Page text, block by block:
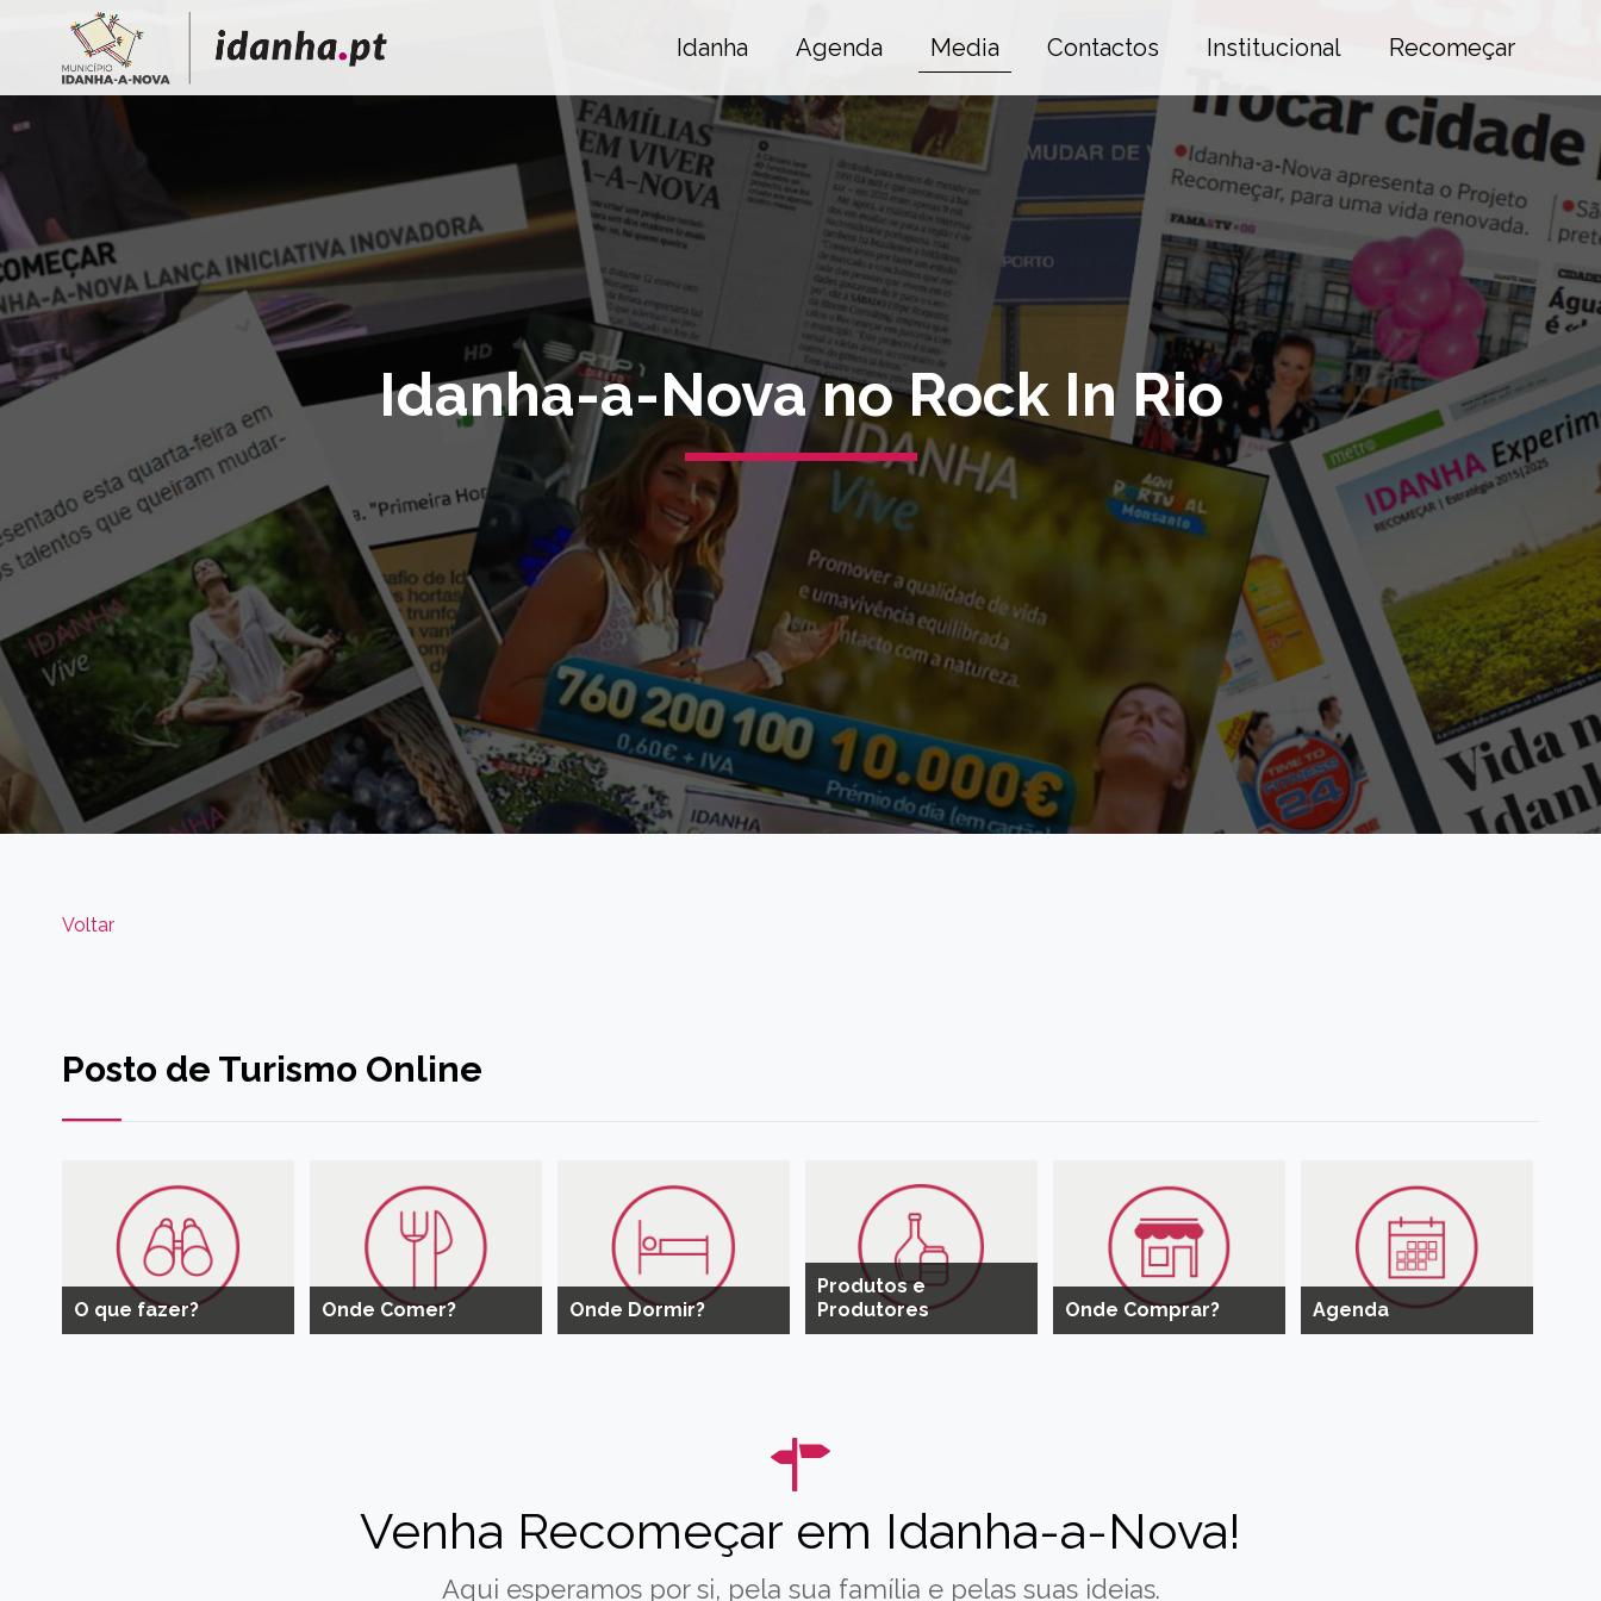
Idanha Agenda Media Contactos Institucional Recomeçar
Idanha-a-Nova no Rock In Rio
Voltar
Posto de Turismo Online
O que fazer? Onde Comer? Onde Dormir?
Produtos e
Produtores
Onde Comprar? Agenda
Venha Recomeçar em Idanha-a-Nova!
Aqui esperamos por si, pela sua família e pelas suas ideias.